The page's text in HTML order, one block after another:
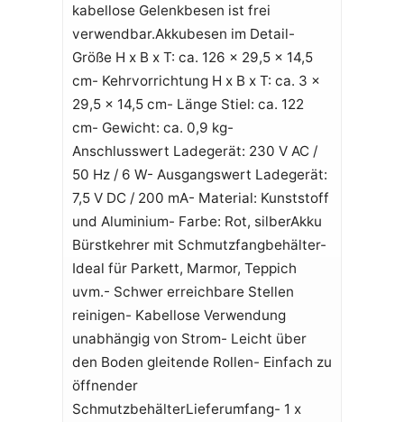
kabellose Gelenkbesen ist frei
verwendbar.Akkubesen im Detail-
Größe H x B x T: ca. 126 x 29,5 x 14,5
cm- Kehrvorrichtung H x B x T: ca. 3 x
29,5 x 14,5 cm- Länge Stiel: ca. 122
cm- Gewicht: ca. 0,9 kg-
Anschlusswert Ladegerät: 230 V AC /
50 Hz / 6 W- Ausgangswert Ladegerät:
7,5 V DC / 200 mA- Material: Kunststoff
und Aluminium- Farbe: Rot, silberAkku
Bürstkehrer mit Schmutzfangbehälter-
Ideal für Parkett, Marmor, Teppich
uvm.- Schwer erreichbare Stellen
reinigen- Kabellose Verwendung
unabhängig von Strom- Leicht über
den Boden gleitende Rollen- Einfach zu
öffnender
SchmutzbehälterLieferumfang- 1 x